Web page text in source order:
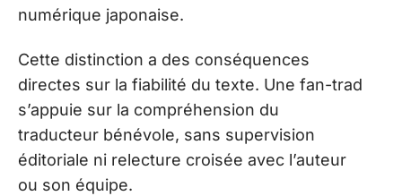
numérique japonaise.
Cette distinction a des conséquences
directes sur la fiabilité du texte. Une fan-trad
s’appuie sur la compréhension du
traducteur bénévole, sans supervision
éditoriale ni relecture croisée avec l’auteur
ou son équipe.